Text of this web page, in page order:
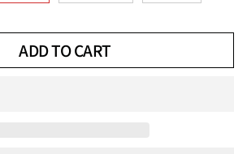
ADD TO CART